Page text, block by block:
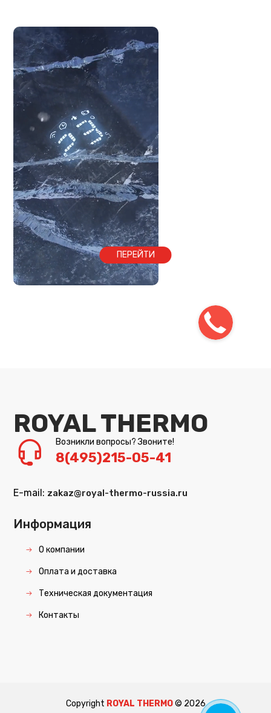
ПЕРЕЙТИ
ROYAL THERMO
Возникли вопросы? Звоните!
8(495)215-05-41
E-mail: zakaz@royal-thermo-russia.ru
Информация
О компании
Оплата и доставка
Техническая документация
Контакты
Copyright ROYAL THERMO© 2026